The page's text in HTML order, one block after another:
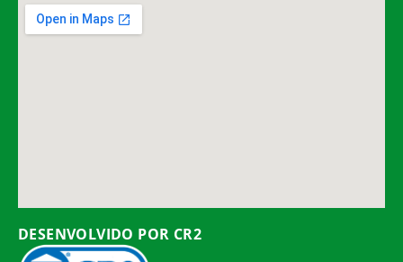
DESENVOLVIDO POR CR2